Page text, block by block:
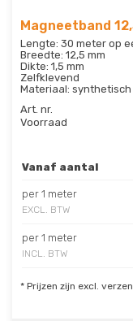
Magneetband
Lengte: 30 meter op
Breedte: 12,5 mm
Dikte: 1,5 mm
Zelfklevend
Materiaal:
Art. nr.
Voorraad
Vanaf aantal
per 1 meter
EXCL. BTW
per 1 meter
INCL. BTW
* Prijzen zijn excl.